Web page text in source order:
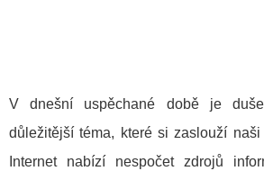
V dnešní uspěchané době je
důležitější téma, které si zaslouží naši
Internet nabízí nespočet zdrojů